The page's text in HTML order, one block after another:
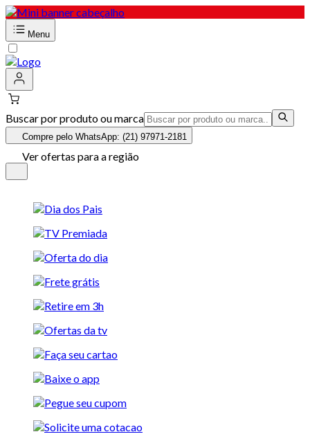
Menu
Buscar por produto ou marca
Compre pelo WhatsApp: (21) 97971-2181
Ver ofertas para a região